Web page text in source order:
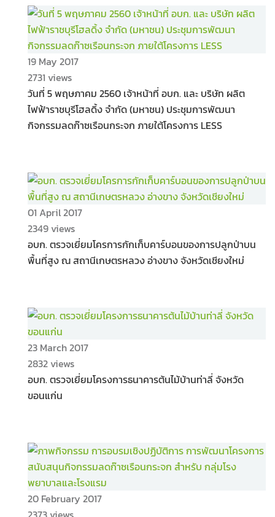
19 May 2017
2731 views
วันที่ 5 พฤษภาคม 2560 เจ้าหน้าที่ อบก. และ บริษัท ผลิต
ไฟฟ้าราชบุรีโฮลดิ้ง จำกัด (มหาชน) ประชุมการพัฒนา
กิจกรรมลดก๊าซเรือนกระจก ภายใต้โครงการ LESS
01 April 2017
2349 views
อบก. ตรวจเยี่ยมโครการกักเก็บคาร์บอนของการปลูกป่าบน
พื้นที่สูง ณ สถานีเกษตรหลวง อ่างขาง จังหวัดเชียงใหม่
23 March 2017
2832 views
อบก. ตรวจเยี่ยมโครงการธนาคารต้นไม้บ้านท่าลี่ จังหวัด
ขอนแก่น
20 February 2017